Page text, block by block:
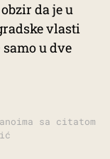
da je u
vlasti
u dve
sa citatom